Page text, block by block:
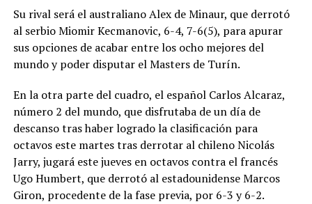
Su rival será el australiano Alex de Minaur, que derrotó
al serbio Miomir Kecmanovic, 6-4, 7-6(5), para apurar
sus opciones de acabar entre los ocho mejores del
mundo y poder disputar el Masters de Turín.
En la otra parte del cuadro, el español Carlos Alcaraz,
número 2 del mundo, que disfrutaba de un día de
descanso tras haber logrado la clasificación para
octavos este martes tras derrotar al chileno Nicolás
Jarry, jugará este jueves en octavos contra el francés
Ugo Humbert, que derrotó al estadounidense Marcos
Giron, procedente de la fase previa, por 6-3 y 6-2.